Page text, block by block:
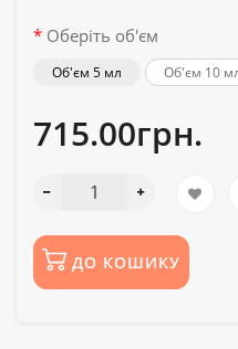
Оберіть об'єм
Об'єм 5 мл Об'єм 10
715.00грн.
ДО КОШИКУ